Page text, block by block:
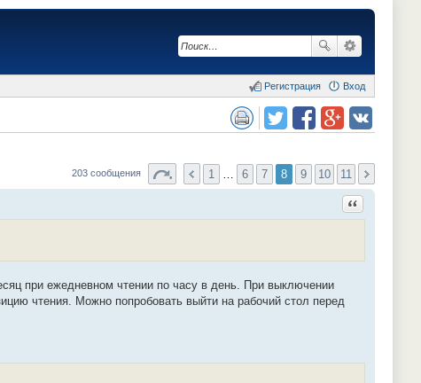
Вход
Регистрация
203 сообщения 1 6 7 8 9 10 11
Ответить с
при ежедневном чтении по часу в день. При выключении
чтения. Можно попробовать выйти на рабочий стол перед